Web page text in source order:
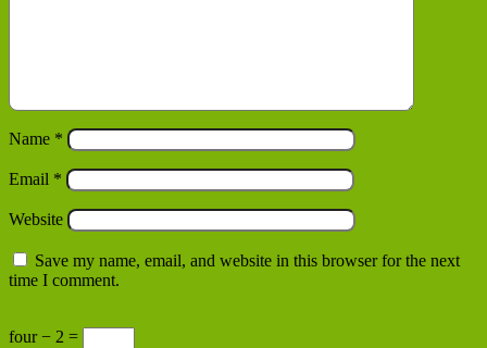
Name *
Email *
Website
Save my name, email, and website in this browser for the next
time I comment.
four − 2 =